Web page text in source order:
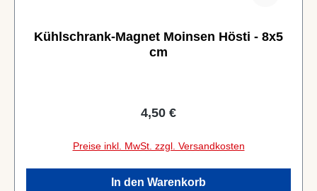
Kühlschrank-Magnet Moinsen Hösti - 8x5
cm
Regulärer Preis:
4,50 €
Preise inkl. MwSt. zzgl. Versandkosten
In den Warenkorb